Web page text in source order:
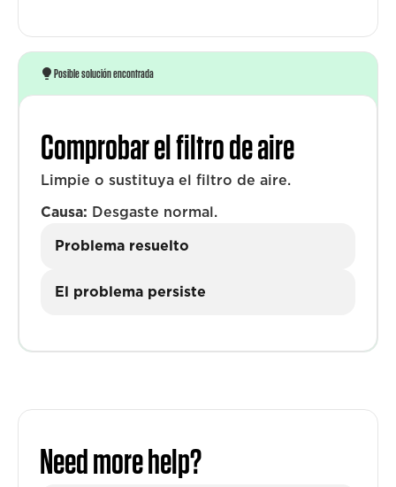
Posible solución encontrada
Comprobar el filtro de aire
Limpie o sustituya el filtro de aire.
Causa: Desgaste normal.
Problema resuelto
El problema persiste
Need more help?